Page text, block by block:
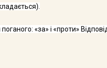
«за» і «проти»